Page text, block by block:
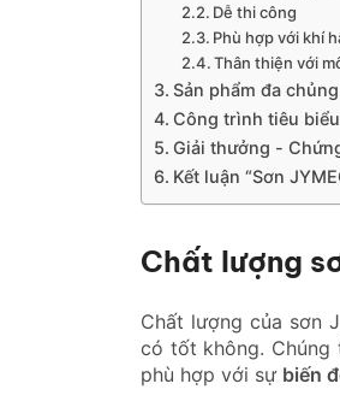
Dễ thi công
Phù hợp với khí
Thân thiện với
Sản phẩm đa
Công trình tiêu biểu
Giải thưởng -
Kết luận “Sơn
Chất lượng
Chất lượng của sơn
có tốt không. Chúng
phù hợp với sự biến